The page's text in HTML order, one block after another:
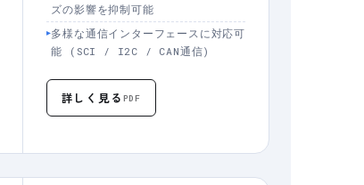
ズの影響を抑制可能
多様な通信インターフェースに対応可
能 (SCI / I2C / CAN通信)
詳しく見る PDF